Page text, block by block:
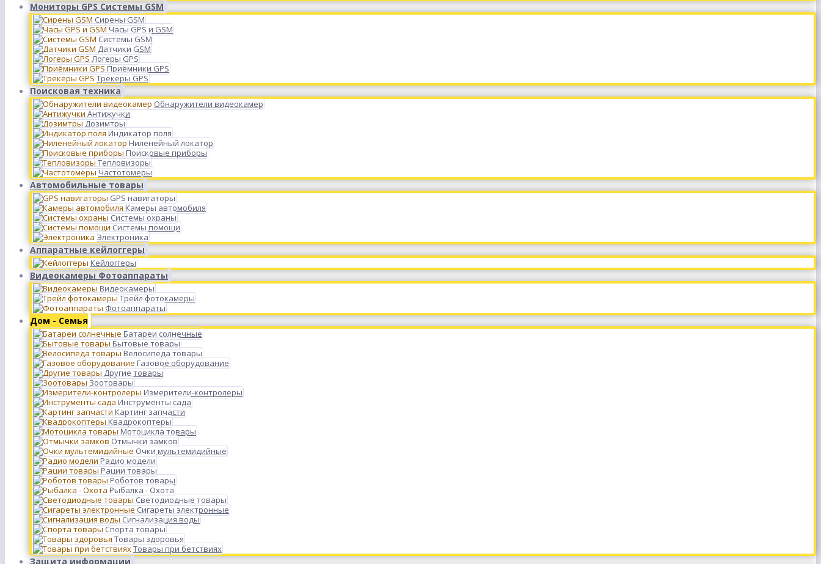
Мониторы GPS Системы GSM
Сирены GSM
Часы GPS и GSM
Системы GSM
Датчики GSM
Логеры GPS
Приёмники GPS
Трекеры GPS
Поисковая техника
Обнаружители видеокамер
Антижучки
Дозимтры
Индикатор поля
Ниленейный локатор
Поисковые приборы
Тепловизоры
Частотомеры
Автомобильные товары
GPS навигаторы
Камеры автомобиля
Системы охраны
Системы помощи
Электроника
Аппаратные кейлоггеры
Кейлоггеры
Видеокамеры Фотоаппараты
Видеокамеры
Трейл фотокамеры
Фотоаппараты
Дом - Семья
Батареи солнечные
Бытовые товары
Велосипеда товары
Газовое оборудование
Другие товары
Зоотовары
Измерители-контролеры
Инструменты сада
Картинг запчасти
Квадрокоптеры
Мотоцикла товары
Отмычки замков
Очки мультемидийные
Радио модели
Рации товары
Роботов товары
Рыбалка - Охота
Светодиодные товары
Сигареты электронные
Сигнализация воды
Спорта товары
Товары здоровья
Товары при бетствиях
Защита информации